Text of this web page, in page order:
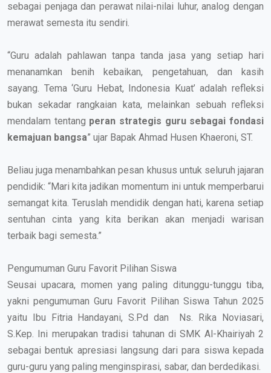
sebagai penjaga dan perawat nilai-nilai luhur, analog dengan
merawat semesta itu sendiri.
“Guru adalah pahlawan tanpa tanda jasa yang setiap hari
menanamkan benih kebaikan, pengetahuan, dan kasih
sayang. Tema ‘Guru Hebat, Indonesia Kuat’ adalah refleksi
bukan sekadar rangkaian kata, melainkan sebuah refleksi
mendalam tentang peran strategis guru sebagai fondasi
kemajuan bangsa” ujar Bapak Ahmad Husen Khaeroni, ST.
Beliau juga menambahkan pesan khusus untuk seluruh jajaran
pendidik: “Mari kita jadikan momentum ini untuk memperbarui
semangat kita. Teruslah mendidik dengan hati, karena setiap
sentuhan cinta yang kita berikan akan menjadi warisan
terbaik bagi semesta.”
Pengumuman Guru Favorit Pilihan Siswa
Seusai upacara, momen yang paling ditunggu-tunggu tiba,
yakni pengumuman Guru Favorit Pilihan Siswa Tahun 2025
yaitu Ibu Fitria Handayani, S.Pd dan Ns. Rika Noviasari,
S.Kep. Ini merupakan tradisi tahunan di SMK Al-Khairiyah 2
sebagai bentuk apresiasi langsung dari para siswa kepada
guru-guru yang paling menginspirasi, sabar, dan berdedikasi.